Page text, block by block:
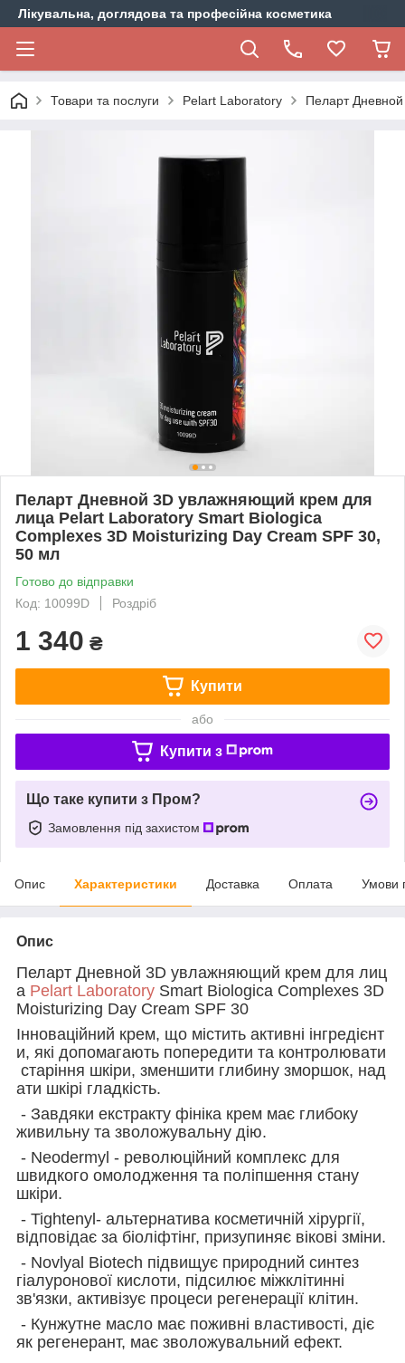
Лікувальна, доглядова та професійна косметика
Товари та послуги Pelart Laboratory Пеларт
Пеларт Дневной 3D увлажняющий крем для
лица Pelart Laboratory Smart Biologica
Complexes 3D Moisturizing Day Cream SPF 30,
50 мл
Готово до відправки
Код: 10099D
Роздріб
1 340 ₴
Купити
або
Купити з
Що таке купити з Пром?
Замовлення під захистом
Опис Характеристики Доставка Оплата Умови
Опис
Пеларт Дневной 3D увлажняющий крем для лиц
а Pelart Laboratory Smart Biologica Complexes 3D
Moisturizing Day Cream SPF 30
Інноваційний крем, що містить активні інгредієнт
и, які допомагають попередити та контролювати
старіння шкіри, зменшити глибину зморшок, над
ати шкірі гладкість.
- Завдяки екстракту фініка крем має глибоку
живильну та зволожувальну дію.
- Neodermyl - революційний комплекс для
швидкого омолодження та поліпшення стану
шкіри.
- Tightenyl- альтернатива косметичній хірургії,
відповідає за біоліфтінг, призупиняє вікові зміни.
- Novlyal Biotech підвищує природний синтез
гіалуронової кислоти, підсилює міжклітинні
зв'язки, активізує процеси регенерації клітин.
- Кунжутне масло має поживні властивості, діє
як регенерант, має зволожувальний ефект.